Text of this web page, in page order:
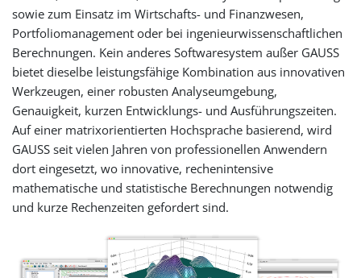
sowie zum Einsatz im Wirtschafts- und Finanzwesen,
Portfoliomanagement oder bei ingenieurwissenschaftlichen
Berechnungen. Kein anderes Softwaresystem außer GAUSS
bietet dieselbe leistungsfähige Kombination aus innovativen
Werkzeugen, einer robusten Analyseumgebung,
Genauigkeit, kurzen Entwicklungs- und Ausführungszeiten.
Auf einer matrixorientierten Hochsprache basierend, wird
GAUSS seit vielen Jahren von professionellen Anwendern
dort eingesetzt, wo innovative, rechenintensive
mathematische und statistische Berechnungen notwendig
und kurze Rechenzeiten gefordert sind.